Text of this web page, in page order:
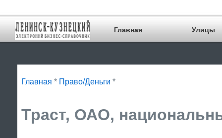
Главная Улицы
Главная * Право/Деньги *
Траст, ОАО,